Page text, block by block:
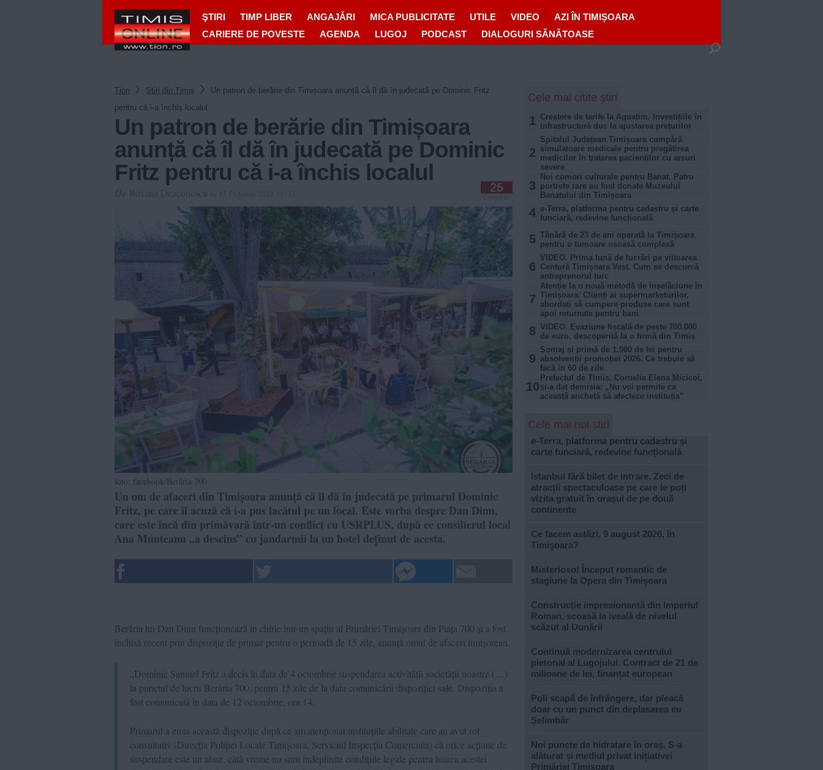
ŞTIRI TIMP LIBER ANGAJĂRI MICA PUBLICITATE UTILE VIDEO
AZI ÎN TIMIȘOARA
CARIERE DE POVESTE
AGENDA LUGOJ PODCAST DIALOGURI SĂNĂTOASE
Tion Ştiri din Timiș
Un patron de berărie din Timișoara anunță că îl dă în judecată pe Dominic Fritz
pentru că i-a închis localul
Un patron de berărie din Timișoara
anunță că îl dă în judecată pe Dominic
Fritz pentru că i-a închis localul
Roxana Deaconescu 25
foto: facebook/Berăria 700
Un om de afaceri din Timișoara anunță că îl dă în judecată pe primarul Dominic
Fritz, pe care îl acuză că i-a pus lacătul pe un local. Este vorba despre Dan Dinu,
care este încă din primăvară într-un conflict cu USRPLUS, după ce consilierul local
Ana Munteanu „a descins” cu jandarmii la un hotel deținut de acesta.
Berăria lui Dan Dinu funcționează în chirie într-un spațiu al Primăriei Timișoara din Piața 700 și a fost
închisă recent prin dispoziție de primar pentru o perioadă de 15 zile, anunță omul de afaceri timișorean.
„Dominic Samuel Fritz a decis în data de 4 octombrie suspendarea activității societății noastre (…)
la punctul de lucru Berăria 700, pentru 15 zile de la data comunicării dispoziției sale. Dispoziția a
fost comunicată în data de 12 octombrie, ora 14.
Primarul a emis această dispoziție după ce am atenționat instituțiile abilitate care au avut rol
consultativ (Direcția Poliției Locale Timișoara, Serviciul Inspecția Comercială) că orice acțiune de
suspendare este un abuz, câtă vreme nu sunt îndeplinite condițiile legale pentru luarea acestei
Cele mai citite știri
1 Creștere de tarife la Aquatim. Investițiile în
infrastructură duc la ajustarea prețurilor
2
Spitalul Județean Timișoara cumpără
simulatoare medicale pentru pregătirea
medicilor în tratarea pacienților cu arsuri
severe
3
Noi comori culturale pentru Banat. Patru
portrete rare au fost donate Muzeului
Banatului din Timișoara
4 e-Terra, platforma pentru cadastru și carte
funciară, redevine funcțională
5 Tânără de 23 de ani operată la Timișoara
pentru o tumoare osoasă complexă
6
VIDEO. Prima lună de lucrări pe viitoarea
Centură Timișoara Vest. Cum se descurcă
antreprenorul turc
7
Atenție la o nouă metodă de înșelăciune în
Timișoara. Clienți ai supermarketurilor,
abordați să cumpere produse care sunt
apoi returnate pentru bani
8 VIDEO. Evaziune fiscală de peste 700.000
de euro, descoperită la o firmă din Timiș
9
Șomaj și primă de 1.980 de lei pentru
absolvenții promoției 2026. Ce trebuie să
facă în 60 de zile
10
Prefectul de Timiș, Cornelia Elena Micicoi,
și-a dat demisia: „Nu voi permite ca
această anchetă să afecteze instituția”
Cele mai noi știri
e-Terra, platforma pentru cadastru și
carte funciară, redevine funcțională
Istanbul fără bilet de intrare. Zeci de
atracții spectaculoase pe care le poți
vizita gratuit în orașul de pe două
continente
Ce facem astăzi, 9 august 2026, în
Timișoara?
Misterioso! Început romantic de
stagiune la Opera din Timișoara
Construcție impresionantă din Imperiul
Roman, scoasă la iveală de nivelul
scăzut al Dunării
Continuă modernizarea centrului
pietonal al Lugojului. Contract de 21 de
milioane de lei, finanțat european
Poli scapă de înfrângere, dar pleacă
doar cu un punct din deplasarea cu
Șelimbăr
Noi puncte de hidratare în oraș. S-a
alăturat și mediul privat inițiativei
Primăriei Timișoara